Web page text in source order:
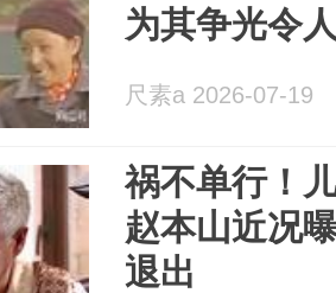
为其争光令
尺素a 2026-07-19
祸不单行！
赵本山近况
退出